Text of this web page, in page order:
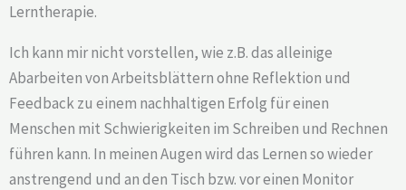
Lerntherapie.
Ich kann mir nicht vorstellen, wie z.B. das alleinige
Abarbeiten von Arbeitsblättern ohne Reflektion und
Feedback zu einem nachhaltigen Erfolg für einen
Menschen mit Schwierigkeiten im Schreiben und Rechnen
führen kann. In meinen Augen wird das Lernen so wieder
anstrengend und an den Tisch bzw. vor einen Monitor